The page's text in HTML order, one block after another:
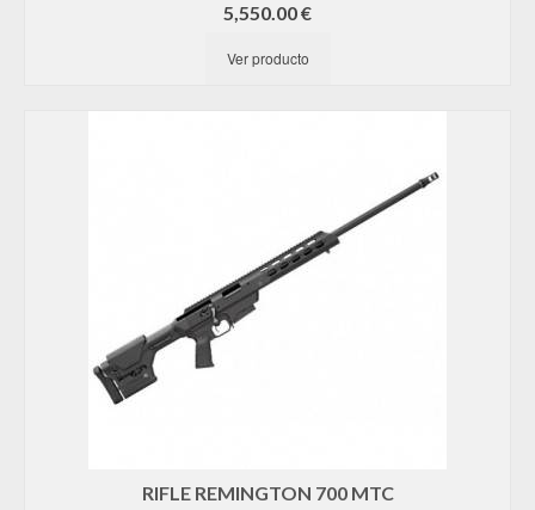
5,550.00€
Ver producto
RIFLE REMINGTON 700 MTC